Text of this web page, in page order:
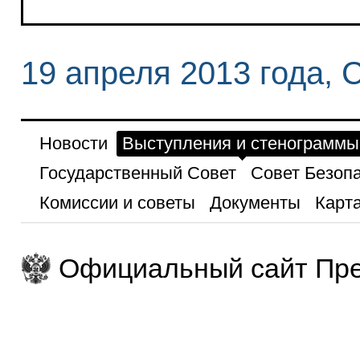
19 апреля 2013 года,
Новости
Выступления и стенограммы
Государственный Совет
Совет
Комиссии и советы
Документы
Официальный сайт